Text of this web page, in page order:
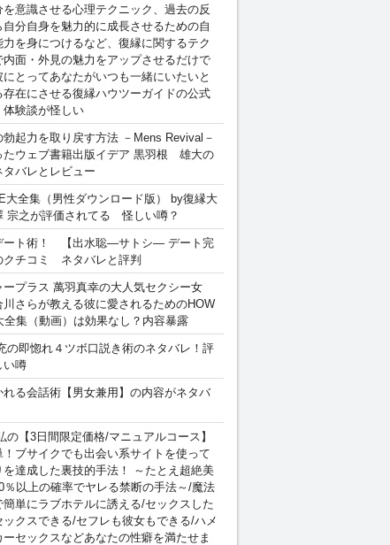
を意識させる心理テクニック、過去の反
自分自身を魅力的に成長させるための自
力を身につけるなど、復縁に関するテク
内面・外見の魅力をアップさせるだけで
にとってあなたがいつも一緒にいたいと
存在にさせる復縁ハウツーガイドの公式
験談が怪しい
勃起力を取り戻す方法 －Mens Revival－
たウェブ書籍出版イデア 黒羽根 雄大の
タバレとレビュー
大全集（男性ダウンロード版） by復縁大
宗之が評価されてる 怪しい噂？
ート術！ 【出水聡―サトシ― デート完
クチコミ ネタバレと評判
ープラス 萬羽真幸の大人気セクシー女
川さらが教える彼に愛されるためのHOW
全集（動画）は効果なし？内容暴露
の即惚れ４ツボ口説き術のネタバレ！評
い噂
れる会話術【男女兼用】の内容がネタバ
の【3日間限定価格/マニュアルコース】
！ブサイクでも出会い系サイトを使って
を達成した裏技的手法！ ～たとえ超絶美
％以上の確率でヤレる禁断の手法～/魔法
簡単にラブホテルに誘える/セックスした
ックスできる/セフレも彼女もできる/ハメ
ーセックスなどあなたの性癖を満たせま